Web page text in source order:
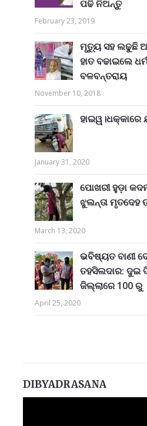
ପଢି ନିଅନ୍ତୁ
February 23, 2019
ମୃତ୍ୟୁ ସହ ଲଢୁଛି
ହାତ ବଢାଇଲେ
ବଳବନ୍ତରାୟ
November 10, 2018
January 31, 2020
ପୋଖରୀ ହୁଡ଼ା
ଝୁଲନ୍ତା ମୃତଦେହ
March 13, 2020
ଭବିଷ୍ୟତ ବାଣୀ
ତହସିଲଦାର: ଦୁଇ
ଜିଲ୍ଲାରେ 100 ରୁ
April 25, 2020
DIBYADRASANA